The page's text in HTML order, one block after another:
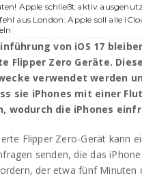
Apple schließt aktiv
aus London: Apple soll alle
von iOS 17
Flipper Zero Geräte.
verwendet werden
sie iPhones mit einer
wodurch die iPhones
Flipper Zero-Gerät kann
senden, die das
der etwa fünf Minuten